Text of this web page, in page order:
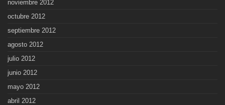
noviembre 2012
octubre 2012
septiembre 2012
agosto 2012
julio 2012
junio 2012
mayo 2012
abril 2012